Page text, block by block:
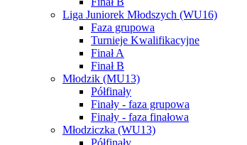
Liga Juniorek Młodszych (WU16)
Faza grupowa
Turnieje Kwalifikacyjne
Finał A
Finał B
Młodzik (MU13)
Półfinały
Finały - faza grupowa
Finały - faza finałowa
Młodziczka (WU13)
Półfinały